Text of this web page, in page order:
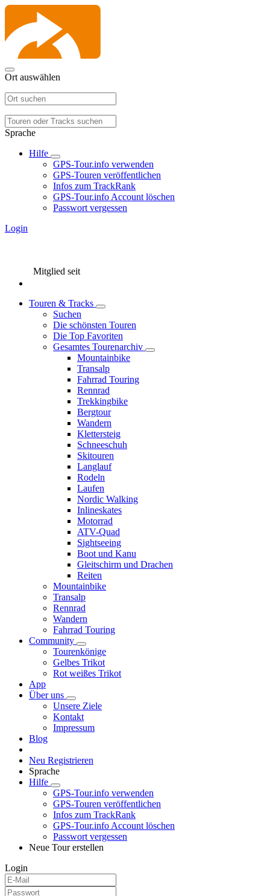
Ort auswählen
Sprache
Hilfe
GPS-Tour.info verwenden
GPS-Touren veröffentlichen
Infos zum TrackRank
GPS-Tour.info Account löschen
Passwort vergessen
Login
Mitglied seit
Touren & Tracks
Suchen
Die schönsten Touren
Die Top Favoriten
Gesamtes Tourenarchiv
Mountainbike
Transalp
Fahrrad Touring
Rennrad
Trekkingbike
Bergtour
Wandern
Klettersteig
Schneeschuh
Skitouren
Langlauf
Rodeln
Laufen
Nordic Walking
Inlineskates
Motorrad
ATV-Quad
Sightseeing
Boot und Kanu
Gleitschirm und Drachen
Reiten
Mountainbike
Transalp
Rennrad
Wandern
Fahrrad Touring
Community
Tourenkönige
Gelbes Trikot
Rot weißes Trikot
App
Über uns
Unsere Ziele
Kontakt
Impressum
Blog
Neu Registrieren
Sprache
Hilfe
GPS-Tour.info verwenden
GPS-Touren veröffentlichen
Infos zum TrackRank
GPS-Tour.info Account löschen
Passwort vergessen
Neue Tour erstellen
Login